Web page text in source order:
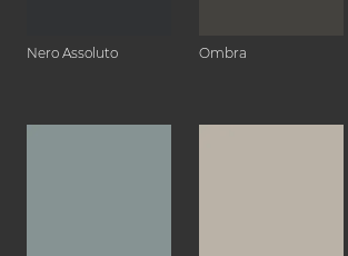
Nero Assoluto Ombra